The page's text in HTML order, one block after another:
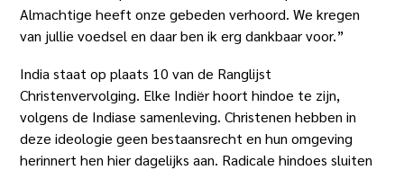
Almachtige heeft onze gebeden verhoord. We kregen
van jullie voedsel en daar ben ik erg dankbaar voor.”
India staat op plaats 10 van de Ranglijst
Christenvervolging. Elke Indiër hoort hindoe te zijn,
volgens de Indiase samenleving. Christenen hebben in
deze ideologie geen bestaansrecht en hun omgeving
herinnert hen hier dagelijks aan. Radicale hindoes sluiten